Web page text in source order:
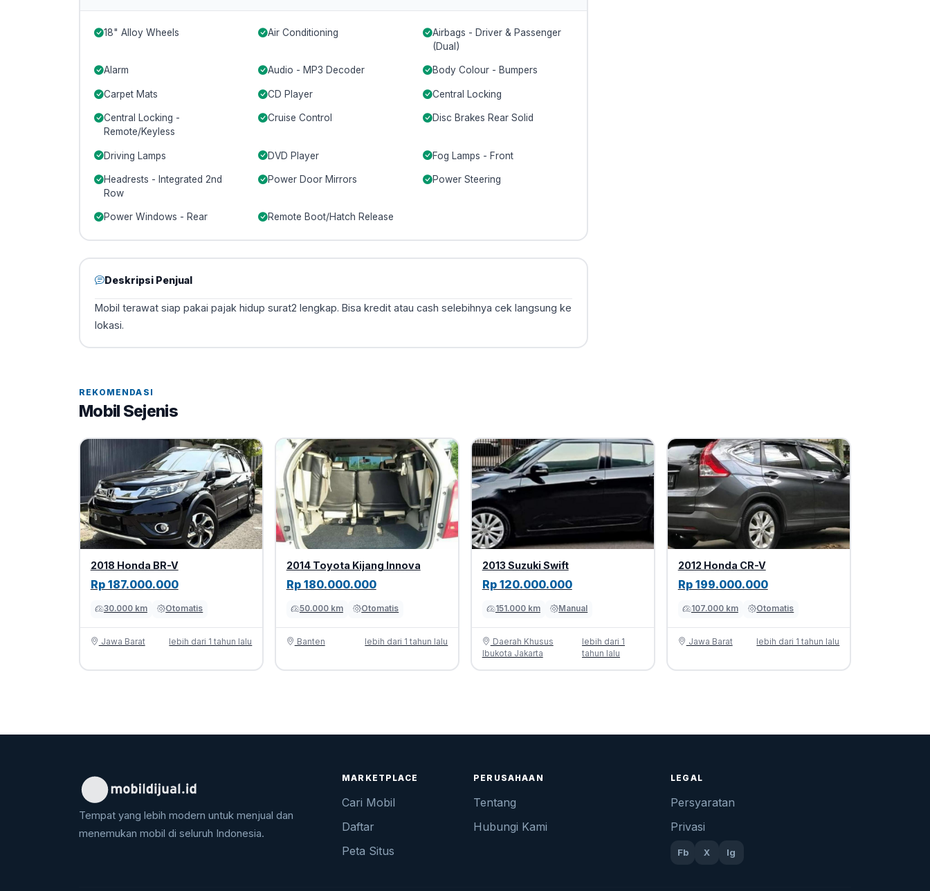
18" Alloy Wheels Air Conditioning
Airbags - Driver & Passenger
(Dual)
Alarm Audio - MP3 Decoder Body Colour - Bumpers
Carpet Mats CD Player Central Locking
Central Locking -
Remote/Keyless
Cruise Control Disc Brakes Rear Solid
Driving Lamps DVD Player Fog Lamps - Front
Headrests - Integrated 2nd
Row
Power Door Mirrors Power Steering
Power Windows - Rear Remote Boot/Hatch Release
Deskripsi Penjual
Mobil terawat siap pakai pajak hidup surat2 lengkap. Bisa kredit atau cash selebihnya cek langsung ke
lokasi.
REKOMENDASI
Mobil Sejenis
2018 Honda BR-V
Rp 187.000.000
30.000 km Otomatis
Jawa Barat lebih dari 1 tahun lalu
2014 Toyota Kijang Innova
Rp 180.000.000
50.000 km Otomatis
Banten lebih dari 1 tahun lalu
2013 Suzuki Swift
Rp 120.000.000
151.000 km Manual
Daerah Khusus
Ibukota Jakarta
lebih dari 1
tahun lalu
2012 Honda CR-V
Rp 199.000.000
107.000 km Otomatis
Jawa Barat lebih dari 1 tahun lalu
Tempat yang lebih modern untuk menjual dan
menemukan mobil di seluruh Indonesia.
MARKETPLACE
Cari Mobil
Daftar
Peta Situs
PERUSAHAAN
Tentang
Hubungi Kami
LEGAL
Persyaratan
Privasi
Fb X Ig